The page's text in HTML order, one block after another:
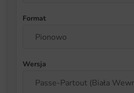
Format
Wersja